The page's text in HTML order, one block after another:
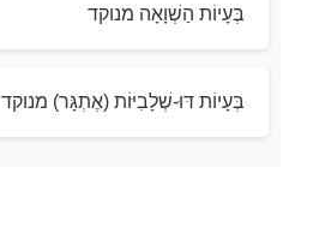
בְּעָיוֹת הַשְׁוָאָה מנוקד
בְּעָיוֹת דּוּ-שְׁלָבִיּוֹת (אֶתְגָּר) מנוקד